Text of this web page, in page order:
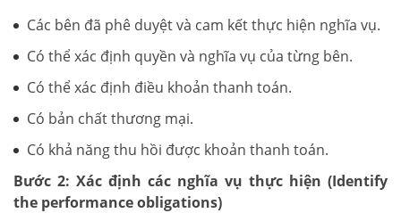
Các bên đã phê duyệt và cam kết thực hiện nghĩa vụ.
Có thể xác định quyền và nghĩa vụ của từng bên.
Có thể xác định điều khoản thanh toán.
Có bản chất thương mại.
Có khả năng thu hồi được khoản thanh toán.
Bước 2: Xác định các nghĩa vụ thực hiện (Identify
the performance obligations)